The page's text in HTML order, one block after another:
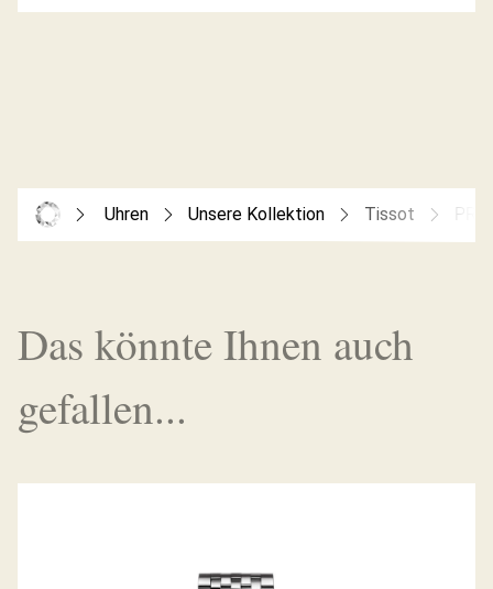
Uhren Unsere Kollektion Tissot
Das könnte Ihnen auch
gefallen...